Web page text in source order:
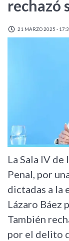
rechazó
21 MARZO 2025 -
La Sala IV de
Penal, por
dictadas a la
Lázaro Báez
También
por el delito